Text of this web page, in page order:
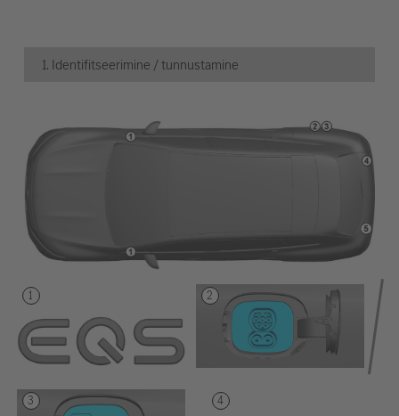
1. Identifitseerimine / tunnustamine